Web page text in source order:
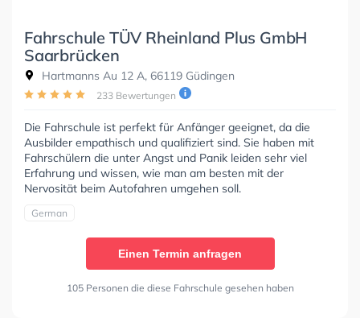
Fahrschule TÜV Rheinland Plus GmbH
Saarbrücken
Hartmanns Au 12 A, 66119 Güdingen
233 Bewertungen
Die Fahrschule ist perfekt für Anfänger geeignet, da die
Ausbilder empathisch und qualifiziert sind. Sie haben mit
Fahrschülern die unter Angst und Panik leiden sehr viel
Erfahrung und wissen, wie man am besten mit der
Nervosität beim Autofahren umgehen soll.
German
Einen Termin anfragen
105 Personen die diese Fahrschule gesehen haben